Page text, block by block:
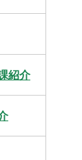
紹介